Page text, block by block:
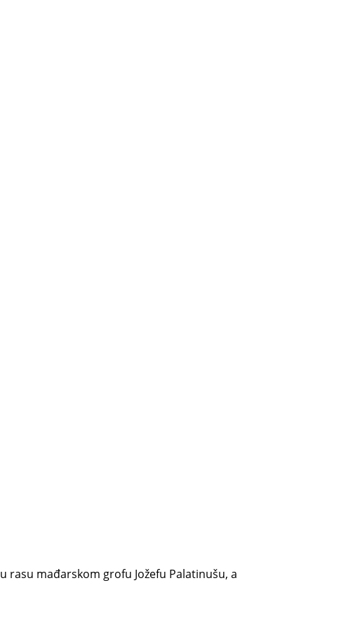
rasu mađarskom grofu Jožefu Palatinušu, a